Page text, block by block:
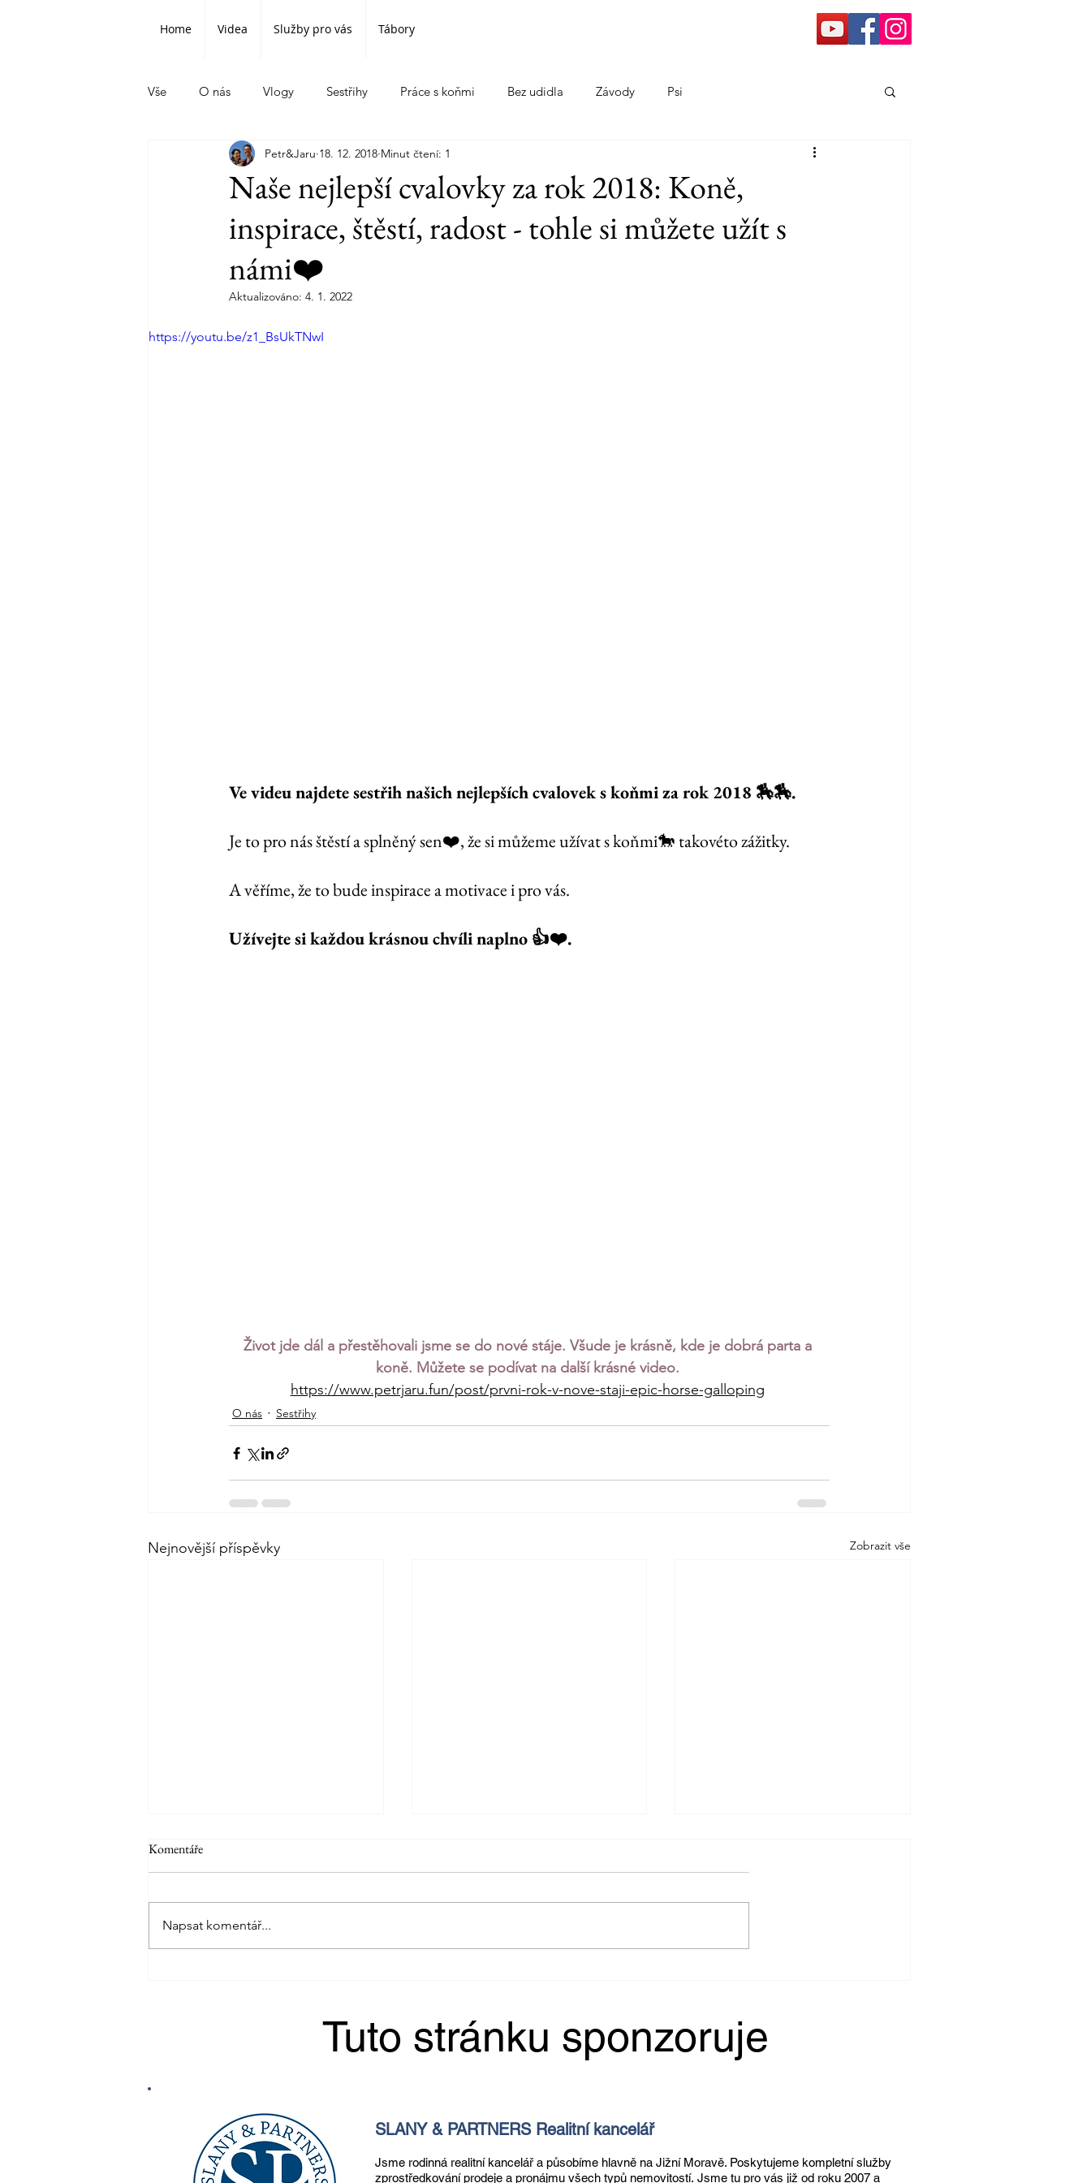
Home Videa Služby pro vás Tábory
Vše O nás Vlogy Sestřihy Práce s koňmi Bez udidla Závody Psi
Naše nejlepší cvalovky za rok 2018: Koně,
inspirace, štěstí, radost - tohle si můžete užít s
námi❤️
Petr&Jaru 18. 12. 2018 Minut čtení: 1
Aktualizováno: 4. 1. 2022
https://youtu.be/z1_BsUkTNwI
Ve videu najdete sestřih našich nejlepších cvalovek s koňmi za rok 2018 🏇🏇.
Je to pro nás štěstí a splněný sen❤️, že si můžeme užívat s koňmi🐎 takovéto zážitky.
A věříme, že to bude inspirace a motivace i pro vás.
Užívejte si každou krásnou chvíli naplno 👍❤️.
Život jde dál a přestěhovali jsme se do nové stáje. Všude je krásně, kde je dobrá parta a
koně. Můžete se podívat na další krásné video.
https://www.petrjaru.fun/post/prvni-rok-v-nove-staji-epic-horse-galloping
O nás Sestřihy
Nejnovější příspěvky Zobrazit vše
Komentáře
Napsat komentář...
SLANY & PARTNERS Realitní kancelář
Jsme rodinná realitní kancelář a působíme hlavně na Jižní Moravě. Poskytujeme kompletní služby
zprostředkování prodeje a pronájmu všech typů nemovitostí. Jsme tu pro vás již od roku 2007 a
Tuto stránku sponzoruje